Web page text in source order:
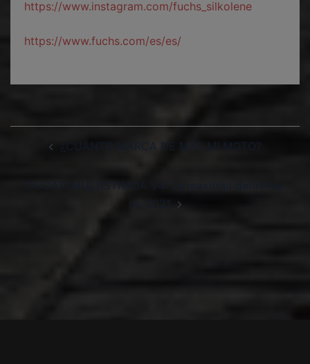
https://www.instagram.com/fuchs_silkolene
https://www.fuchs.com/es/es/
Navegación
¿CUÁNTO MARCA DE MÁS MI MOTO?
DUCATI MULTISTRADA V4: La maxitrail definitiva
de 2021